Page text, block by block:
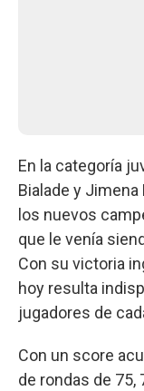
En la categoría
Bialade y
los nuevos
que le venía
Con su victoria
hoy resulta
jugadores de
Con un score
de rondas de 75,